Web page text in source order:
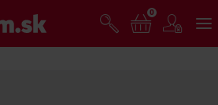
0